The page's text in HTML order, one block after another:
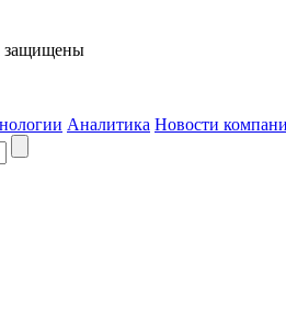
защищены
Аналитика Новости